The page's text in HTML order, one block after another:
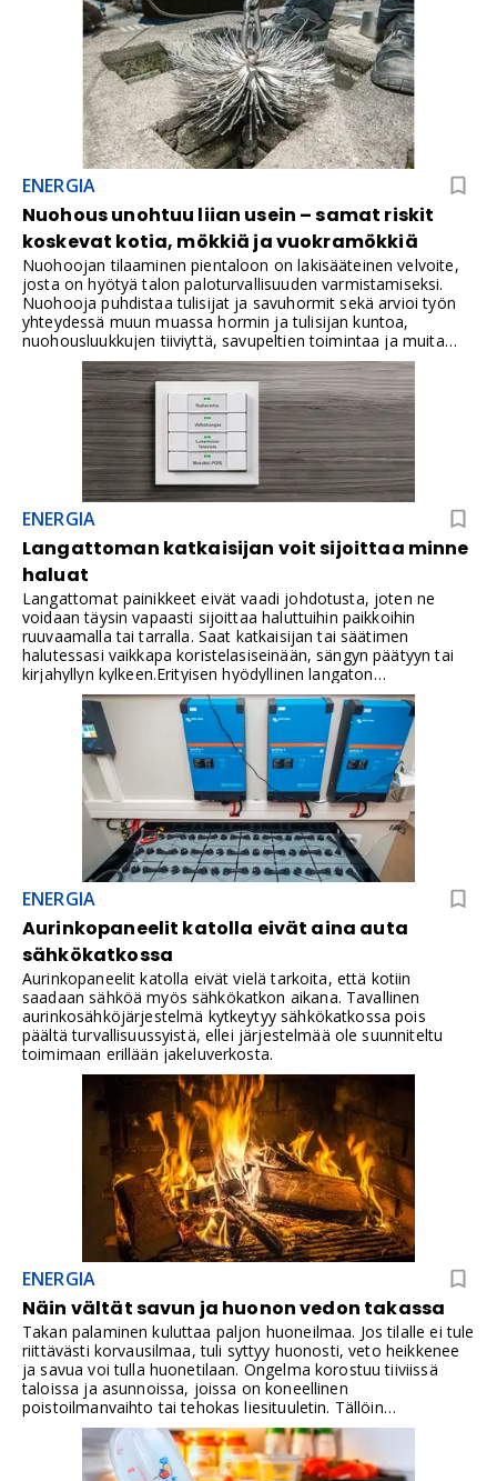
ENERGIA
Nuohous unohtuu liian usein – samat riskit
koskevat kotia, mökkiä ja vuokramökkiä
Nuohoojan tilaaminen pientaloon on lakisääteinen velvoite,
josta on hyötyä talon paloturvallisuuden varmistamiseksi.
Nuohooja puhdistaa tulisijat ja savuhormit sekä arvioi työn
yhteydessä muun muassa hormin ja tulisijan kuntoa,
nuohousluukkujen tiiviyttä, savupeltien toimintaa ja muita
paloturvallisuuteen vaikuttavia seikkoja.Mökkikauden
alkaessa sama velvoite koskee myös vapaa-ajan asuntoja.
Jos mökin tulisijaa käytetään harvoin ja mökki on omassa
käytössä, nuohousväli on vähintään kolme vuotta. Jos vapaa-
ajan asunto on ympärivuotisessa tai muussa runsaassa
käytössä, tulisijat ja savuhormit on nuohottava vuosittain.
Myös vuokrakäytössä olevan mökin nuohousväli voi
käytännössä olla vuosittainen, koska käyttö on usein
säännöllistä ja käyttäjät vaihtuvat.
ENERGIA
Langattoman katkaisijan voit sijoittaa minne
haluat
Langattomat painikkeet eivät vaadi johdotusta, joten ne
voidaan täysin vapaasti sijoittaa haluttuihin paikkoihin
ruuvaamalla tai tarralla. Saat katkaisijan tai säätimen
halutessasi vaikkapa koristelasiseinään, sängyn päätyyn tai
kirjahyllyn kylkeen.Erityisen hyödyllinen langaton
valonkatkaisija on remonttikohteissa, joissa uusia johtoja ei
haluta tai voida vetää rakenteita avaamatta. Ratkaisu sopii
myös kohteisiin, joissa katkaisijalle ei ole luontevaa
asennuspaikkaa esimerkiksi lasiseinän, kaapiston tai muun
sisustusratkaisun vuoksi.Langaton painike toimii yhdessä
vastaanottimen tai toimilaitteen kanssa. Vastaanotin voidaan
asentaa esimerkiksi kojerasiaan tai jakorasiaan, jolloin
painikkeen komento välittyy ohjattavalle valolle, pistorasialle
tai kaihdintoiminnolle. Toimintaetäisyyteen vaikuttavat
rakennuksen rakenteet, kuten seinien materiaali ja paksuus.
Siksi langattomien painikkeiden ja vastaanottimien sijoittelu
kannattaa suunnitella kohteen mukaan.Langattomat
painikkeet soveltuvat sekä uusiin taloihin että
remonttikohteisiin, ja niillä saadaan helposti lisättyä
ohjauksia tarpeen mukaan. Niiden toiminta perustuu
radiotaajuustekniikkaan, ja käyttöön tarvittava virta tulee
painikkeen sisällä olevasta paristosta. Paristo on tavallinen
nappiparisto jota on yleisesti saatavilla, ja se kestää
normaalikäytössä noin 5 vuotta.
ENERGIA
Aurinkopaneelit katolla eivät aina auta
sähkökatkossa
Aurinkopaneelit katolla eivät vielä tarkoita, että kotiin
saadaan sähköä myös sähkökatkon aikana. Tavallinen
aurinkosähköjärjestelmä kytkeytyy sähkökatkossa pois
päältä turvallisuussyistä, ellei järjestelmää ole suunniteltu
toimimaan erillään jakeluverkosta.
ENERGIA
Näin vältät savun ja huonon vedon takassa
Takan palaminen kuluttaa paljon huoneilmaa. Jos tilalle ei tule
riittävästi korvausilmaa, tuli syttyy huonosti, veto heikkenee
ja savua voi tulla huonetilaan. Ongelma korostuu tiiviissä
taloissa ja asunnoissa, joissa on koneellinen
poistoilmanvaihto tai tehokas liesituuletin. Tällöin
rakennukseen voi syntyä alipaine, joka häiritsee hormin vetoa
ja voi pahimmillaan kääntää ilman kulkusuunnan vääräksi.